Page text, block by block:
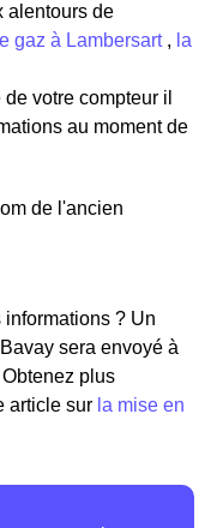
alentours de
gaz à Lambersart , la
votre compteur il
au moment de
de l'ancien
? Un
sera envoyé à
plus
article sur la mise en